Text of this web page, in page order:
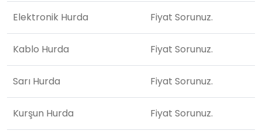
Elektronik Hurda Fiyat Sorunuz.
Kablo Hurda Fiyat Sorunuz.
Sarı Hurda Fiyat Sorunuz.
Kurşun Hurda Fiyat Sorunuz.